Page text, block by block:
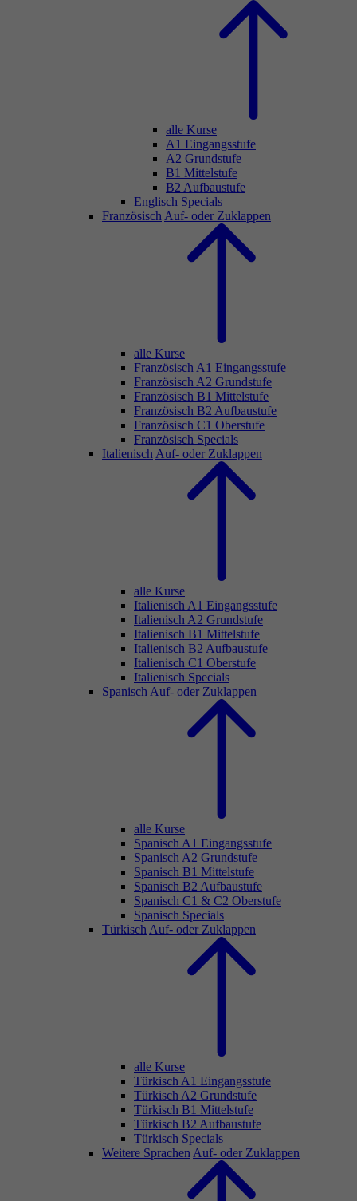
alle Kurse
A1 Eingangsstufe
A2 Grundstufe
B1 Mittelstufe
B2 Aufbaustufe
Englisch Specials
Französisch Auf- oder Zuklappen
alle Kurse
Französisch A1 Eingangsstufe
Französisch A2 Grundstufe
Französisch B1 Mittelstufe
Französisch B2 Aufbaustufe
Französisch C1 Oberstufe
Französisch Specials
Italienisch Auf- oder Zuklappen
alle Kurse
Italienisch A1 Eingangsstufe
Italienisch A2 Grundstufe
Italienisch B1 Mittelstufe
Italienisch B2 Aufbaustufe
Italienisch C1 Oberstufe
Italienisch Specials
Spanisch Auf- oder Zuklappen
alle Kurse
Spanisch A1 Eingangsstufe
Spanisch A2 Grundstufe
Spanisch B1 Mittelstufe
Spanisch B2 Aufbaustufe
Spanisch C1 & C2 Oberstufe
Spanisch Specials
Türkisch Auf- oder Zuklappen
alle Kurse
Türkisch A1 Eingangsstufe
Türkisch A2 Grundstufe
Türkisch B1 Mittelstufe
Türkisch B2 Aufbaustufe
Türkisch Specials
Weitere Sprachen Auf- oder Zuklappen